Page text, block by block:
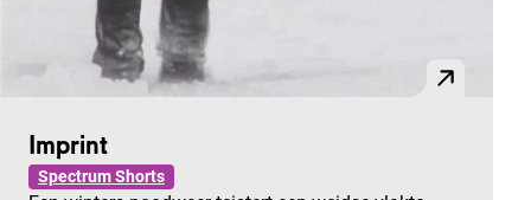
Imprint
Spectrum Shorts